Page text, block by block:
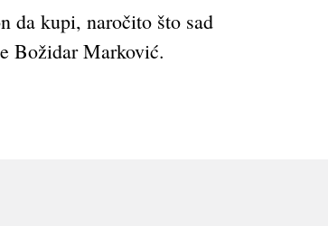
da kupi, naročito što sad
Božidar Marković.